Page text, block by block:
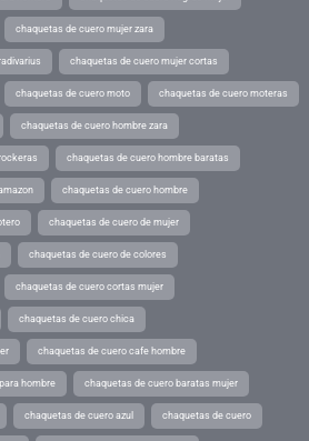
chaquetas de cuero mujer zara
chaquetas de cuero mujer cortas
chaquetas de cuero moto chaquetas de cuero moteras
chaquetas de cuero hombre zara
chaquetas de cuero hombre baratas
chaquetas de cuero hombre
chaquetas de cuero de mujer
chaquetas de cuero de colores
chaquetas de cuero cortas mujer
chaquetas de cuero chica
chaquetas de cuero cafe hombre
hombre chaquetas de cuero baratas mujer
chaquetas de cuero azul chaquetas de cuero